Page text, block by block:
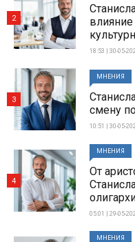
влияние
18:53 | 30-05-
2
МНЕНИЯ
смену
10:51 | 30-05-
3
МНЕНИЯ
От
05:01 | 29-05-
4
МНЕНИЯ